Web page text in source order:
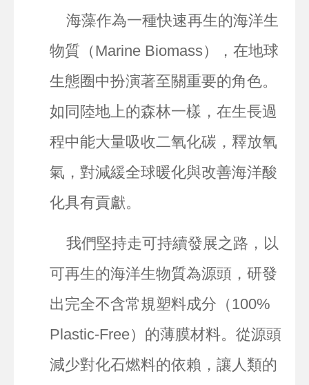
海藻作為一種快速再生的海洋生
物質（Marine Biomass），在地球
生態圈中扮演著至關重要的角色。
如同陸地上的森林一樣，在生長過
程中能大量吸收二氧化碳，釋放氧
氣，對減緩全球暖化與改善海洋酸
化具有貢獻。
我們堅持走可持續發展之路，以
可再生的海洋生物質為源頭，研發
出完全不含常規塑料成分（100%
Plastic-Free）的薄膜材料。從源頭
減少對化石燃料的依賴，讓人類的